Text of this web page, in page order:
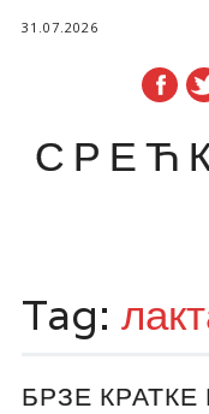
31.07.2026
content
Tag:
БРЗЕ